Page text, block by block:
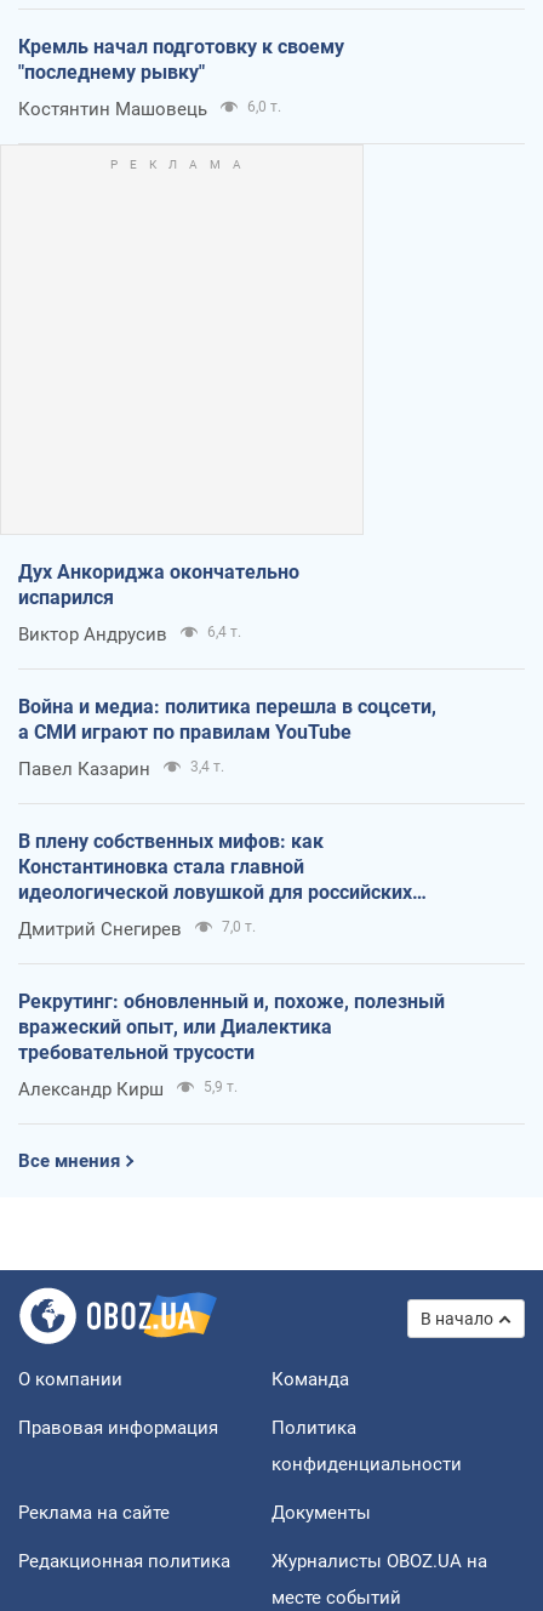
Кремль начал подготовку к своему
"последнему рывку"
Костянтин Машовець 6,0 т.
Дух Анкориджа окончательно
испарился
Виктор Андрусив 6,4 т.
Война и медиа: политика перешла в соцсети,
а СМИ играют по правилам YouTube
Павел Казарин 3,4 т.
В плену собственных мифов: как
Константиновка стала главной
идеологической ловушкой для российских
оккупантов
Дмитрий Снегирев 7,0 т.
Рекрутинг: обновленный и, похоже, полезный
вражеский опыт, или Диалектика
требовательной трусости
Александр Кирш 5,9 т.
Все мнения
В начало
О компании Команда
Правовая информация
Политика
конфиденциальности
Реклама на сайте Документы
Редакционная политика
Журналисты OBOZ.UA на
месте событий